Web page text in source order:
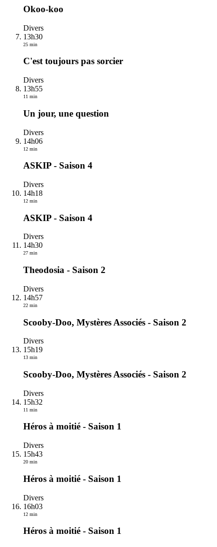
Okoo-koo
Divers
13h30
25 min
C'est toujours pas sorcier
Divers
13h55
11 min
Un jour, une question
Divers
14h06
12 min
ASKIP - Saison 4
Divers
14h18
12 min
ASKIP - Saison 4
Divers
14h30
27 min
Theodosia - Saison 2
Divers
14h57
22 min
Scooby-Doo, Mystères Associés - Saison 2
Divers
15h19
13 min
Scooby-Doo, Mystères Associés - Saison 2
Divers
15h32
11 min
Héros à moitié - Saison 1
Divers
15h43
20 min
Héros à moitié - Saison 1
Divers
16h03
12 min
Héros à moitié - Saison 1